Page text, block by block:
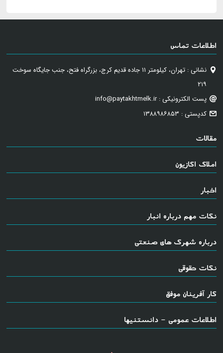
اطلاعات تماس
نشانی : تهران، کیلومتر ۱۱ جاده قدیم کرج، بزرگراه فتح، جنب جایگاه سوخت
۲۱۹
پست الکترونیکی : info@paytakhtmelk.ir
کدپستی : ۱۳۸۸۹۸۶۸۵۳
مقالات
املاک اکازیون
اخبار
نکات مهم درباره انبار
درباره شهرک های صنعتی
نکات حقوقی
کار آفرینان موفق
اطلاعات عمومی - دانستنیها